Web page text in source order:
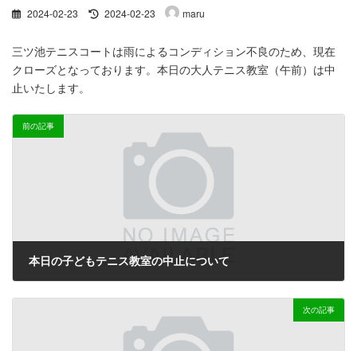
2024-02-23
最
新
日
2024-02-23 maru
三ツ池テニスコートは雨によるコンディション不良のため、現在
クローズとなっております。本日の大人テニス教室（午前）は中
止いたします。
前の記事
本日の子どもテニス教室の中止について
次の記事